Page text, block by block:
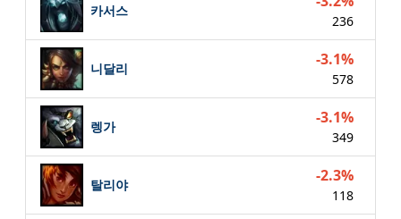
카서스
236
니달리 -3.1%
578
렝가 -3.1%
349
탈리야 -2.3%
118